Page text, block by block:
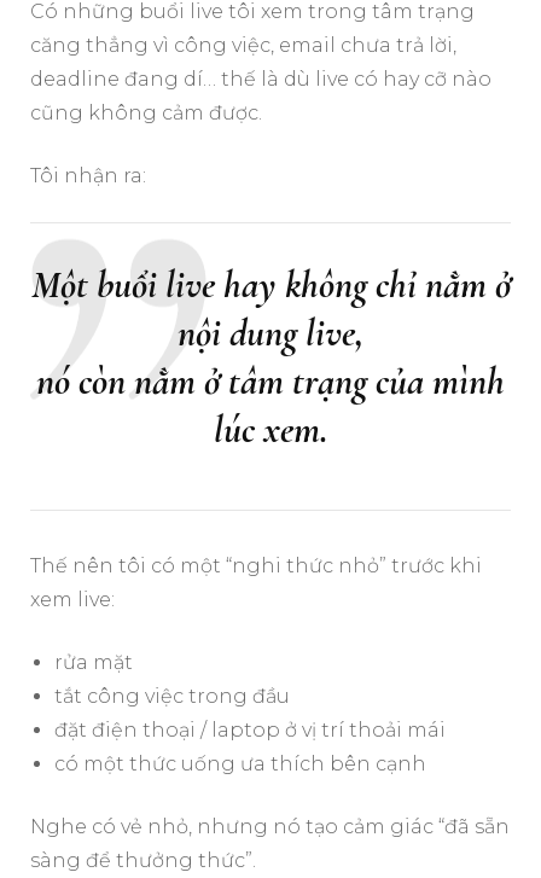
Có những buổi live tôi xem trong tâm trạng
căng thẳng vì công việc, email chưa trả lời,
deadline đang dí… thế là dù live có hay cỡ nào
cũng không cảm được.
Tôi nhận ra:
Một buổi live hay không chỉ nằm ở
nội dung live,
nó còn nằm ở tâm trạng của mình
lúc xem.
Thế nên tôi có một “nghi thức nhỏ” trước khi
xem live:
rửa mặt
tắt công việc trong đầu
đặt điện thoại / laptop ở vị trí thoải mái
có một thức uống ưa thích bên cạnh
Nghe có vẻ nhỏ, nhưng nó tạo cảm giác “đã sẵn
sàng để thưởng thức”.